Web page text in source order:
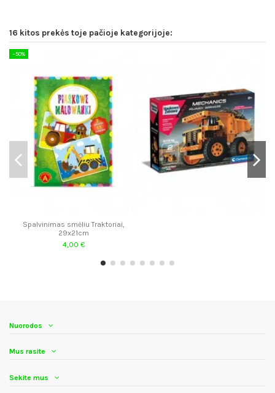
16 kitos prekės toje pačioje kategorijoje:
−50%
Spalvinimas smėliu Traktoriai,
29x21cm
4,00 €
Nuorodos
Mus rasite
Sekite mus